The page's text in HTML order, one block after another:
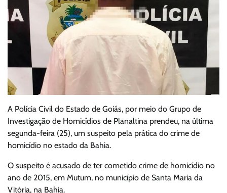
A Polícia Civil do Estado de Goiás, por meio do Grupo de
Investigação de Homicídios de Planaltina prendeu, na última
segunda-feira (25), um suspeito pela prática do crime de
homicídio no estado da Bahia.
O suspeito é acusado de ter cometido crime de homicídio no
ano de 2015, em Mutum, no município de Santa Maria da
Vitória, na Bahia.